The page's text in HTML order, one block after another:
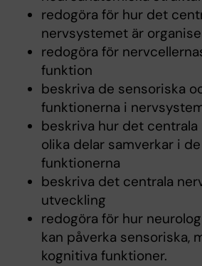
redogöra för hur det
nervsystemet är
redogöra för
funktion
beskriva de sensoriska
funktionerna i
beskriva hur det
olika delar samverkar i
funktionerna
beskriva det centrala
utveckling
redogöra för hur
kan påverka sensoriska,
kognitiva funktioner.